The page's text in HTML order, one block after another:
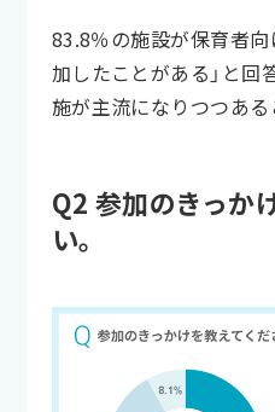
83.8％の施設が保育者
加したことがある」と
施が主流になりつつある
Q2 参加のきっか
い。